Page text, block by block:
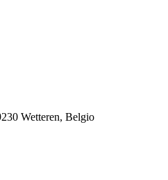
Wetteren, Belgio